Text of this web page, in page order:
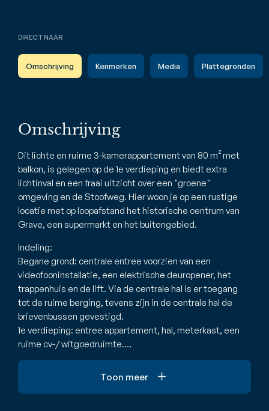
DIRECT NAAR
Omschrijving Kenmerken Media Plattegronden
Omschrijving
Dit lichte en ruime 3-kamerappartement van 80 m² met
balkon, is gelegen op de 1e verdieping en biedt extra
lichtinval en een fraai uitzicht over een "groene"
omgeving en de Stoofweg. Hier woon je op een rustige
locatie met op loopafstand het historische centrum van
Grave, een supermarkt en het buitengebied.
Indeling:
Begane grond: centrale entree voorzien van een
videofooninstallatie, een elektrische deuropener, het
trappenhuis en de lift. Via de centrale hal is er toegang
tot de ruime berging, tevens zijn in de centrale hal de
brievenbussen gevestigd.
1e verdieping: entree appartement, hal, meterkast, een
ruime cv-/ witgoedruimte.…
Toon meer